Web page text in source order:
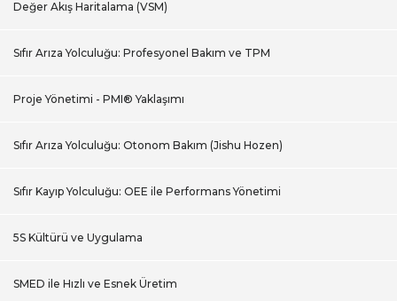
Değer Akış Haritalama (VSM)
Sıfır Arıza Yolculuğu: Profesyonel Bakım ve TPM
Proje Yönetimi - PMI® Yaklaşımı
Sıfır Arıza Yolculuğu: Otonom Bakım (Jishu Hozen)
Sıfır Kayıp Yolculuğu: OEE ile Performans Yönetimi
5S Kültürü ve Uygulama
SMED ile Hızlı ve Esnek Üretim